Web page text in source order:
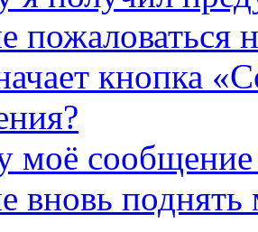
пожаловаться
кнопка
моё сообщение
вновь